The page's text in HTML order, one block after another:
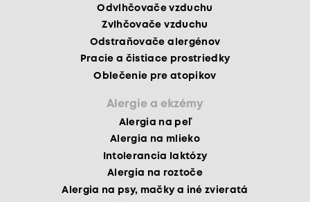
Odvlhčovače vzduchu
Zvlhčovače vzduchu
Odstraňovače alergénov
Pracie a čistiace prostriedky
Oblečenie pre atopikov
Alergie a ekzémy
Alergia na peľ
Alergia na mlieko
Intolerancia laktózy
Alergia na roztoče
Alergia na psy, mačky a iné zvieratá